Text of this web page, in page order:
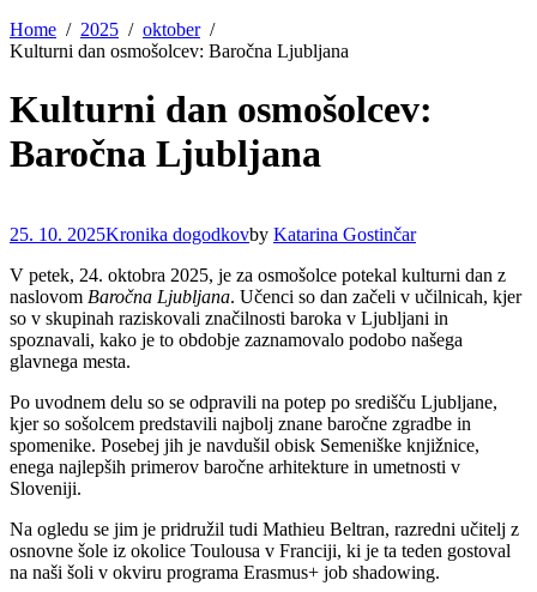
Home
2025
oktober
Kulturni dan osmošolcev: Baročna Ljubljana
Kulturni dan osmošolcev:
Baročna Ljubljana
25. 10. 2025Kronika dogodkovby Katarina Gostinčar
V petek, 24. oktobra 2025, je za osmošolce potekal kulturni dan z
naslovom Baročna Ljubljana. Učenci so dan začeli v učilnicah, kjer
so v skupinah raziskovali značilnosti baroka v Ljubljani in
spoznavali, kako je to obdobje zaznamovalo podobo našega
glavnega mesta.
Po uvodnem delu so se odpravili na potep po središču Ljubljane,
kjer so sošolcem predstavili najbolj znane baročne zgradbe in
spomenike. Posebej jih je navdušil obisk Semeniške knjižnice,
enega najlepših primerov baročne arhitekture in umetnosti v
Sloveniji.
Na ogledu se jim je pridružil tudi Mathieu Beltran, razredni učitelj z
osnovne šole iz okolice Toulousa v Franciji, ki je ta teden gostoval
na naši šoli v okviru programa Erasmus+ job shadowing.